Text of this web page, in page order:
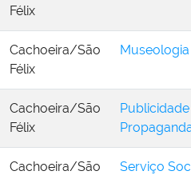
Félix
Cachoeira/São
Félix
Museologia
Cachoeira/São
Félix
Cachoeira/São
Serviço